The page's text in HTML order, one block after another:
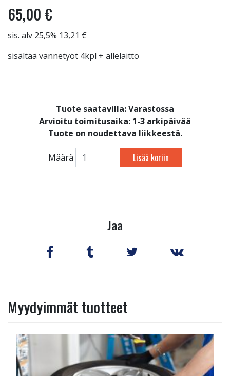
65,00 €
sis. alv 25,5% 13,21 €
sisältää vannetyöt 4kpl + allelaitto
Tuote saatavilla:Varastossa
Arvioitu toimitusaika: 1-3 arkipäivää
Tuote on noudettava liikkeestä.
Määrä Lisää koriin
Jaa
Myydyimmät tuotteet